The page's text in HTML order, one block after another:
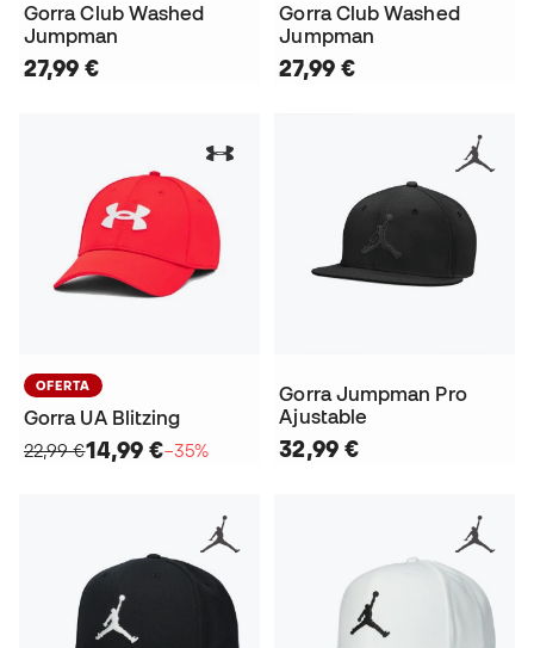
Gorra Club Washed
Jumpman
27,99 €
Gorra Club Washed
Jumpman
27,99 €
OFERTA
Gorra UA Blitzing
22,99 €14,99 €−35%
Gorra Jumpman Pro
Ajustable
32,99 €